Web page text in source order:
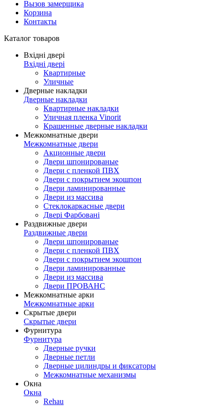
Вызов замерщика
Корзина
Контакты
Каталог товаров
Вхідні двері
Вхідні двері
Квартирные
Уличные
Дверные накладки
Дверные накладки
Квартирные накладки
Уличная пленка Vinorit
Крашенные дверные накладки
Межкомнатные двери
Межкомнатные двери
Акционные двери
Двери шпонированые
Двери с пленкой ПВХ
Двери с покрытием экошпон
Двери ламинированные
Двери из массива
Стеклокаркасные двери
Двері Фарбовані
Раздвижные двери
Раздвижные двери
Двери шпонированые
Двери с пленкой ПВХ
Двери с покрытием экошпон
Двери ламинированные
Двери из массива
Двери ПРОВАНС
Межкомнатные арки
Межкомнатные арки
Скрытые двери
Скрытые двери
Фурнитура
Фурнитура
Дверные ручки
Дверные петли
Дверные цилиндры и фиксаторы
Межкомнатные механизмы
Окна
Окна
Rehau